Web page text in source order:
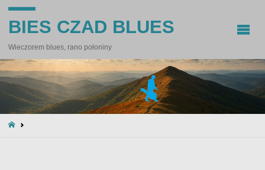
BIES CZAD BLUES
Wieczorem blues, rano połoniny
STRONA